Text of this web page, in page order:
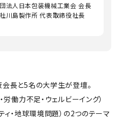
法人日本包装機械工業会 会長
川島製作所 代表取締役社長
長と5名の大学生が登壇。
労働力不足・ウェルビーイング）
ィ・地球環境問題）の2つのテーマ